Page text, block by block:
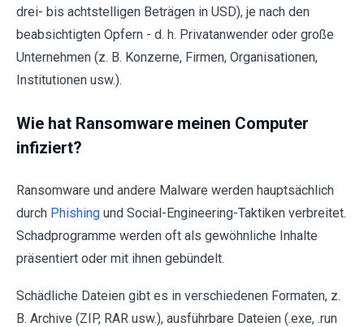
drei- bis achtstelligen Beträgen in USD), je nach den
beabsichtigten Opfern - d. h. Privatanwender oder große
Unternehmen (z. B. Konzerne, Firmen, Organisationen,
Institutionen usw.).
Wie hat Ransomware meinen Computer
infiziert?
Ransomware und andere Malware werden hauptsächlich
durch Phishing und Social-Engineering-Taktiken verbreitet.
Schadprogramme werden oft als gewöhnliche Inhalte
präsentiert oder mit ihnen gebündelt.
Schädliche Dateien gibt es in verschiedenen Formaten, z.
B. Archive (ZIP, RAR usw.), ausführbare Dateien (.exe, .run